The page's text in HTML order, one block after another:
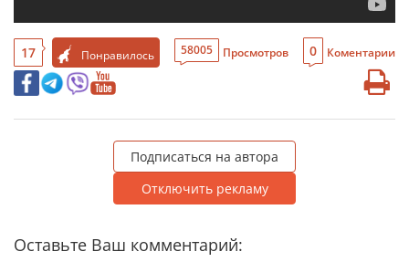
17 Понравилось 58005 Просмотров 0 Коментарии
Подписаться на автора
Отключить рекламу
Оставьте Ваш комментарий: